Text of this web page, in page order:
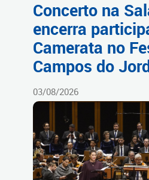
Concerto na
encerra
Camerata no
Campos do
03/08/2026